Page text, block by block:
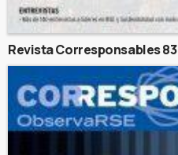
Revista Corresponsables 83